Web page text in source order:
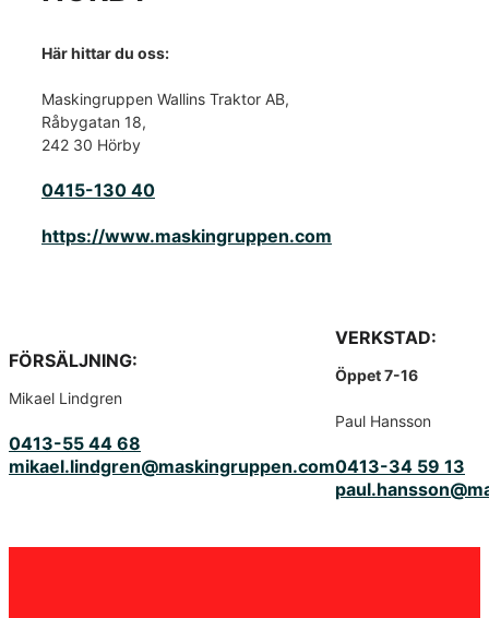
Här hittar du oss:
Maskingruppen Wallins Traktor AB,
Råbygatan 18,
242 30 Hörby
0415-130 40
https://www.maskingruppen.com
FÖRSÄLJNING:
Mikael Lindgren
0413-55 44 68
mikael.lindgren@maskingruppen.com
VERKSTAD:
Öppet 7-16
Paul Hansson
0413-34 59 13